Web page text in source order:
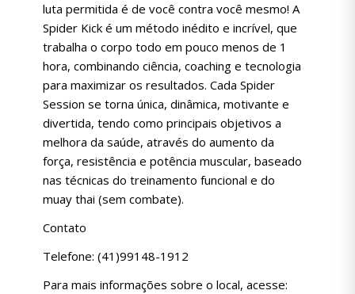
luta permitida é de você contra você mesmo! A
Spider Kick é um método inédito e incrível, que
trabalha o corpo todo em pouco menos de 1
hora, combinando ciência, coaching e tecnologia
para maximizar os resultados. Cada Spider
Session se torna única, dinâmica, motivante e
divertida, tendo como principais objetivos a
melhora da saúde, através do aumento da
força, resistência e potência muscular, baseado
nas técnicas do treinamento funcional e do
muay thai (sem combate).
Contato
Telefone: (41)99148-1912
Para mais informações sobre o local, acesse: